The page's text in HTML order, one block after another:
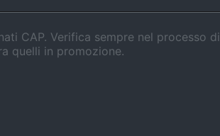
CAP. Verifica sempre nel processo di
quelli in promozione.